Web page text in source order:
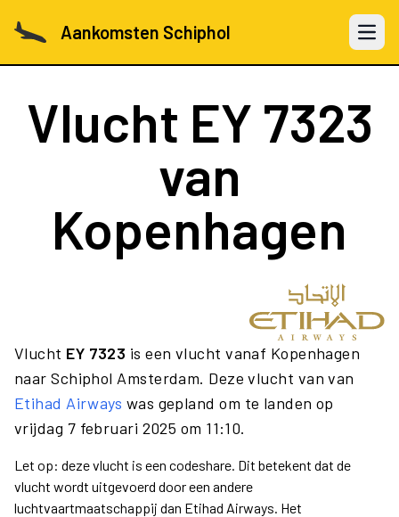
Aankomsten Schiphol Open
Vlucht EY 7323
van
Kopenhagen
Vlucht EY 7323 is een vlucht vanaf Kopenhagen
naar Schiphol Amsterdam. Deze vlucht van van
Etihad Airways was gepland om te landen op
vrijdag 7 februari 2025 om 11:10.
Let op: deze vlucht is een codeshare. Dit betekent dat de
vlucht wordt uitgevoerd door een andere
luchtvaartmaatschappij dan Etihad Airways. Het